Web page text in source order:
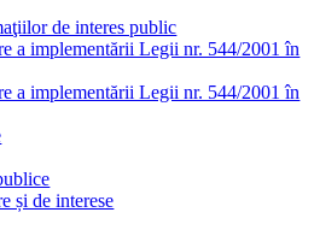
de interes public
a implementării Legii nr. 544/2001 în
a implementării Legii nr. 544/2001 în
și de interese